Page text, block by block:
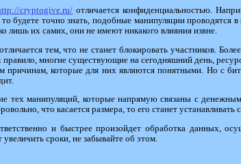
cryptogive.ru/ отличается конфиденциальностью.
будете точно знать, подобные манипуляции проводятся
лишь их самих, они не имеют никакого влияния извне.
тем, что не станет блокировать участников.
многие существующие на сегодняшний день,
причинам, которые для них являются понятными. Но с
тех манипуляций, которые напрямую связаны с
что касается размера, то его станет устанавливать
и быстрее произойдет обработка данных,
сроки, не забывайте об этом.